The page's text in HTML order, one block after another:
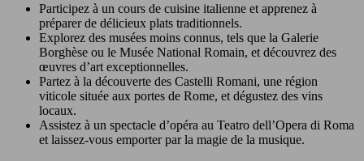
Participez à un cours de cuisine italienne et apprenez à
préparer de délicieux plats traditionnels.
Explorez des musées moins connus, tels que la Galerie
Borghèse ou le Musée National Romain, et découvrez des
œuvres d’art exceptionnelles.
Partez à la découverte des Castelli Romani, une région
viticole située aux portes de Rome, et dégustez des vins
locaux.
Assistez à un spectacle d’opéra au Teatro dell’Opera di Roma
et laissez-vous emporter par la magie de la musique.